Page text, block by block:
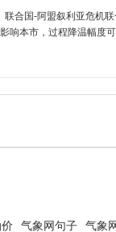
合国-阿盟叙利亚危机
响本市，过程降温幅度
气象网句子 气象